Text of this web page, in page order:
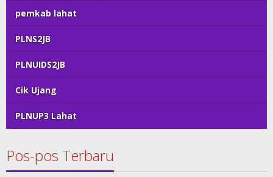
pemkab lahat
PLNS2JB
PLNUIDS2JB
Cik Ujang
PLNUP3 Lahat
Pos-pos Terbaru